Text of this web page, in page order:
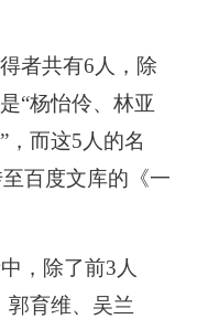
者共有6人，除
“杨怡伶、林亚
，而这5人的名
百度文库的《一
，除了前3人
郭育维、吴兰